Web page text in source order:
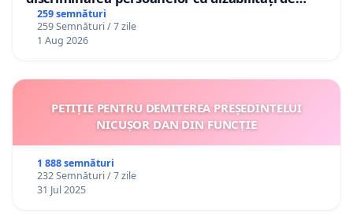
către utilizatorul TikTok „Gorici”
259 semnături
259 Semnături / 7 zile
1 Aug 2026
PETIȚIE PENTRU DEMITEREA PREȘEDINTELUI
NICUȘOR DAN DIN FUNCȚIE
1 888 semnături
232 Semnături / 7 zile
31 Jul 2025